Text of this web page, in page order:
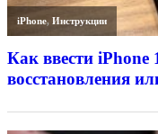
iPhone,Инструкции
Как ввести iPhone
восстановления